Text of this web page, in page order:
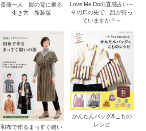
斎藤一人 龍の背に乗る
生き方 新装版
Love Me Doの直感占い～
その扉の先で、誰が待っ
ていますか？～
和布で作るまっすぐ縫い
かんたんバッグ&こもの
レシピ